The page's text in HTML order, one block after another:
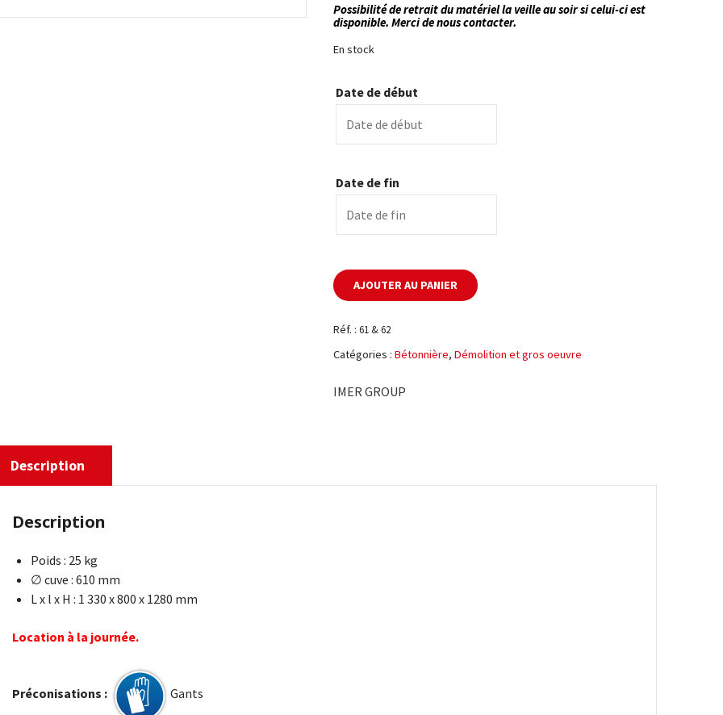
Possibilité de retrait du matériel la veille au soir si celui-ci est
disponible. Merci de nous contacter.
En stock
Date de début
Date de fin
AJOUTER AU PANIER
Réf. :61 & 62
Catégories :Bétonnière,Démolition et gros oeuvre
IMER GROUP
Description
Description
Poids : 25 kg
∅ cuve : 610 mm
L x l x H : 1 330 x 800 x 1280 mm
Location à la journée.
Préconisations : Gants